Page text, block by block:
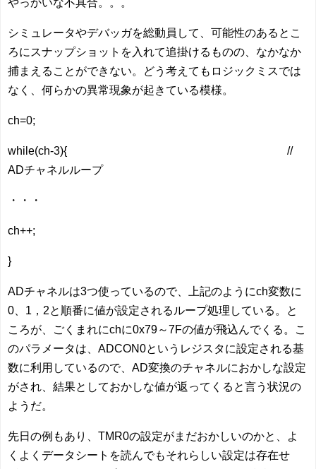
やっかいな不具合。。。
シミュレータやデバッガを総動員して、可能性のあるとこ
ろにスナップショットを入れて追掛けるものの、なかなか
捕まえることができない。どう考えてもロジックミスでは
なく、何らかの異常現象が起きている模様。
ch=0;
while(ch-3){ //
ADチャネルループ
・・・
ch++;
}
ADチャネルは3つ使っているので、上記のようにch変数に
0、1，2と順番に値が設定されるループ処理している。と
ころが、ごくまれにchに0x79～7Fの値が飛込んでくる。こ
のパラメータは、ADCON0というレジスタに設定される基
数に利用しているので、AD変換のチャネルにおかしな設定
がされ、結果としておかしな値が返ってくると言う状況の
ようだ。
先日の例もあり、TMR0の設定がまだおかしいのかと、よ
くよくデータシートを読んでもそれらしい設定は存在せ